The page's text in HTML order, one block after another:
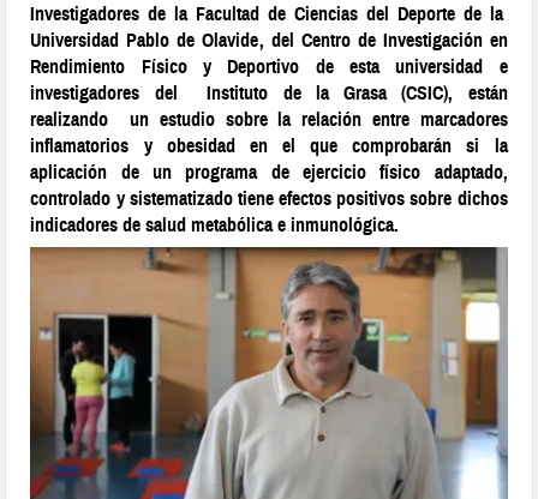
Investigadores de la Facultad de Ciencias del Deporte de la
Universidad Pablo de Olavide, del Centro de Investigación en
Rendimiento Físico y Deportivo de esta universidad e
investigadores del
Instituto de la Grasa(CSIC), están
realizando
un estudio sobre la relación entre marcadores
inflamatorios y obesidad en el que comprobarán si la
aplicación de un programa de ejercicio físico adaptado,
controlado y sistematizado tiene efectos positivos sobre dichos
indicadores de salud metabólica e inmunológica.